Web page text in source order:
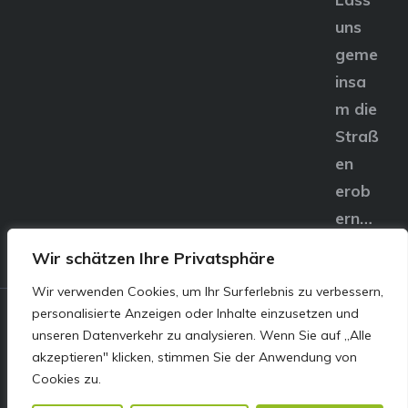
Wir schätzen Ihre Privatsphäre
Wir verwenden Cookies, um Ihr Surferlebnis zu verbessern,
personalisierte Anzeigen oder Inhalte einzusetzen und
unseren Datenverkehr zu analysieren. Wenn Sie auf „Alle
akzeptieren" klicken, stimmen Sie der Anwendung von
Cookies zu.
uns
geme
insa
m die
Straß
en
erob
ern…
© E&S Motors GmbH,
Linzer Straße 83 4240
Freistadt